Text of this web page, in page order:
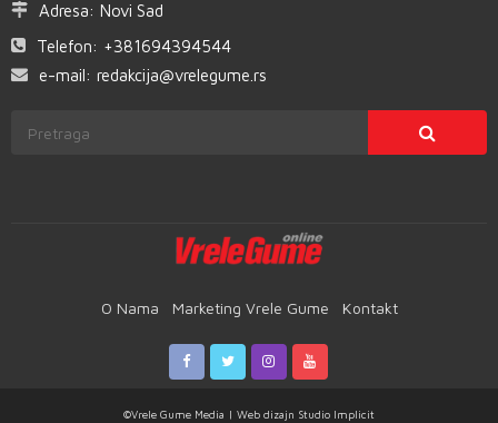
Adresa: Novi Sad
Telefon: +381694394544
e-mail: redakcija@vrelegume.rs
O Nama Marketing Vrele Gume Kontakt
©Vrele Gume Media | Web dizajn Studio Implicit